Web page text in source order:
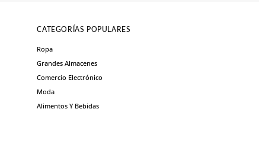
CATEGORÍAS POPULARES
Ropa
Grandes Almacenes
Comercio Electrónico
Moda
Alimentos Y Bebidas